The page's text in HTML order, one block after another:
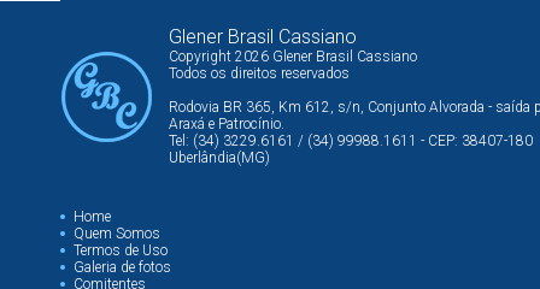
Glener Brasil Cassiano
Copyright 2026 Glener Brasil Cassiano
Todos os direitos reservados
Rodovia BR 365, Km 612, s/n, Conjunto Alvorada - saída
Araxá e Patrocínio.
Tel: (34) 3229.6161 / (34) 99988.1611 - CEP: 38407-180
Uberlândia(MG)
Home
Quem Somos
Termos de Uso
Galeria de fotos
Comitentes